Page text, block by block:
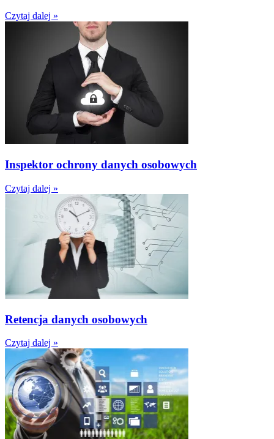
Czytaj dalej »
Inspektor ochrony danych osobowych
Czytaj dalej »
Retencja danych osobowych
Czytaj dalej »